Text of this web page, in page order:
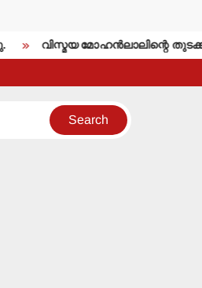
വിസ്മയ മോഹന്‍ലാലിന്റെ